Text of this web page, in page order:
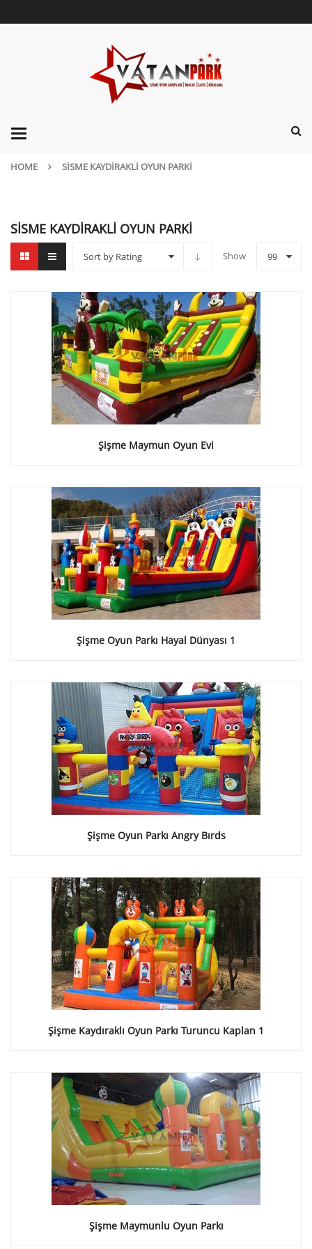
Categories
HOME SISME KAYDIRAKLI OYUN PARKI
SISME KAYDIRAKLI OYUN PARKI
Sort by Rating Show 99
Şişme Maymun Oyun Evi
Şişme Oyun Parkı Hayal Dünyası 1
Şişme Oyun Parkı Angry Bırds
Şişme Kaydıraklı Oyun Parkı Turuncu Kaplan 1
Şişme Maymunlu Oyun Parkı